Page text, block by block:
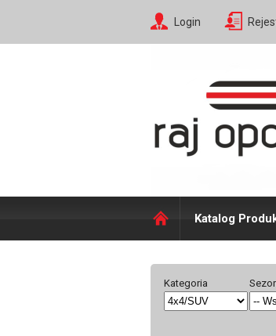
Login
Katalog
Kategoria